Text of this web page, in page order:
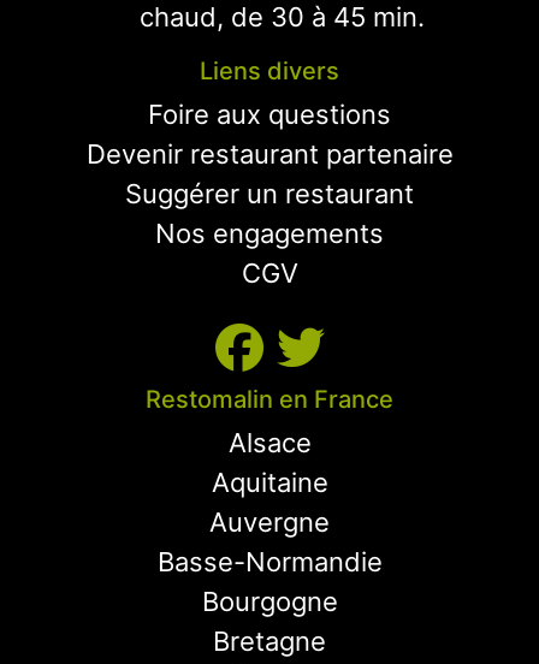
chaud, de 30 à 45 min.
Liens divers
Foire aux questions
Devenir restaurant partenaire
Suggérer un restaurant
Nos engagements
CGV
Restomalin en France
Alsace
Aquitaine
Auvergne
Basse-Normandie
Bourgogne
Bretagne